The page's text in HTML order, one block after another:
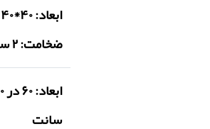
ضخامت: ۲ سانت
سانت